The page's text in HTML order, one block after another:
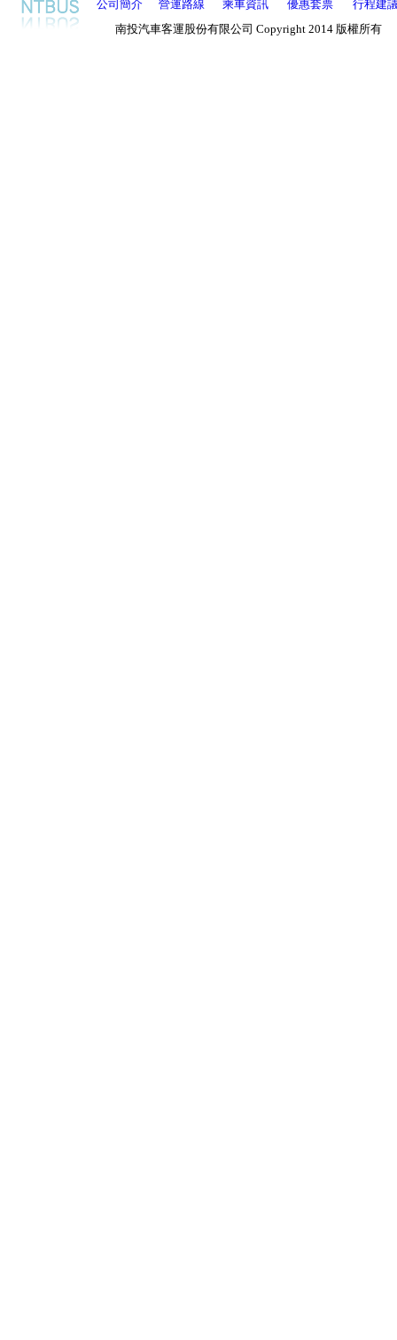
公司簡介 營運路線 乘車資訊 優惠套票
行程建
南投汽車客運股份有限公司 Copyright 2014 版權所有